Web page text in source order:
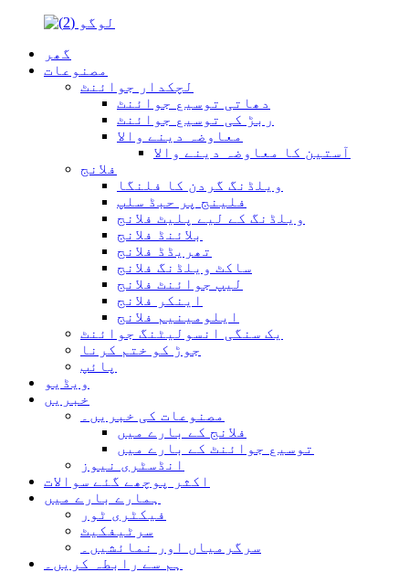
گھر
مصنوعات
لچکدار جوائنٹ
دھاتی توسیع جوائنٹ
ربڑ کی توسیع جوائنٹ
معاوضہ دینے والا
آستین کا معاوضہ دینے والا
فلانج
ویلڈنگ گردن کا فلنگا
فلینج پر حبڈ سلپ
ویلڈنگ کے لیے پلیٹ فلانج
بلائنڈ فلانج
تھریڈڈ فلانج
ساکٹ ویلڈنگ فلانج
لیپ جوائنٹ فلانج
اینکر فلانج
ایلومینیم فلانج
یک سنگی انسولیٹنگ جوائنٹ
جوڑ کو ختم کرنا
پائپ
ویڈیو
خبریں
مصنوعات کی خبریں۔
فلانج کے بارے میں
توسیع جوائنٹ کے بارے میں
انڈسٹری نیوز
اکثر پوچھے گئے سوالات
ہمارے بارے میں
فیکٹری ٹور
سرٹیفکیٹ
سرگرمیاں اور نمائشیں۔
ہم سے رابطہ کریں۔